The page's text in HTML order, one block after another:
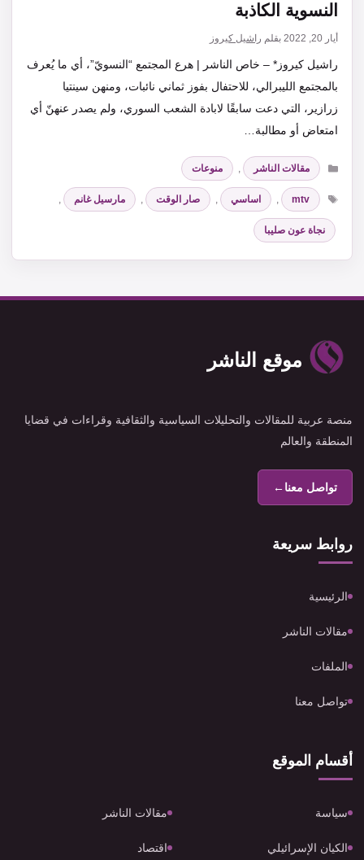
النسوية الكاذبة
أيار 20, 2022 بقلم راشيل كيروز
راشيل كيروز* – خاص الناشر | هرع المجتمع “النسويّ”، أي ما يُعرف
بالمجتمع الليبرالي، للاحتفال بفوز ثماني نائبات، ومنهن سينتيا
زرازير، التي دعت سابقًا لابادة الشعب السوري، ولم يصدر عنهنّ أي
امتعاض أو مطالبة…
التصنيفات
مقالات الناشر ,
منوعات
الوسوم
mtv
, اساسي , صار الوقت , مارسيل غانم ,
نجاة عون صليبا
موقع الناشر
منصة عربية للمقالات والتحليلات السياسية والثقافية وقراءات في قضايا
المنطقة والعالم
تواصل معنا←
روابط سريعة
الرئيسية
مقالات الناشر
الملفات
تواصل معنا
أقسام الموقع
سياسة مقالات الناشر
الكيان الإسرائيلي اقتصاد